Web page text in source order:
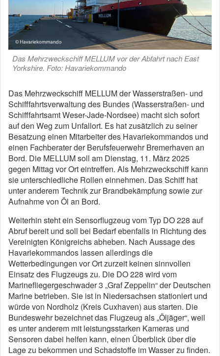
Das Mehrzweckschiff MELLUM vor der Abfahrt nach East
Yorkshire. Foto: Havariekommando
Das Mehrzweckschiff MELLUM der Wasserstraßen- und
Schifffahrtsverwaltung des Bundes (Wasserstraßen- und
Schifffahrtsamt Weser-Jade-Nordsee) macht sich sofort
auf den Weg zum Unfallort. Es hat zusätzlich zu seiner
Besatzung einen Mitarbeiter des Havariekommandos und
einen Fachberater der Berufsfeuerwehr Bremerhaven an
Bord. Die MELLUM soll am Dienstag, 11. März 2025
gegen Mittag vor Ort eintreffen. Als Mehrzweckschiff kann
sie unterschiedliche Rollen einnehmen. Das Schiff hat
unter anderem Technik zur Brandbekämpfung sowie zur
Aufnahme von Öl an Bord.
Weiterhin steht ein Sensorflugzeug vom Typ DO 228 auf
Abruf bereit und soll bei Bedarf ebenfalls in Richtung des
Vereinigten Königreichs abheben. Nach Aussage des
Havariekommandos lassen allerdings die
Wetterbedingungen vor Ort zurzeit keinen sinnvollen
Einsatz des Flugzeugs zu. Die DO 228 wird vom
Marinefliegergeschwader 3 „Graf Zeppelin“ der Deutschen
Marine betrieben. Sie ist in Niedersachsen stationiert und
würde von Nordholz (Kreis Cuxhaven) aus starten. Die
Bundeswehr bezeichnet das Flugzeug als „Öljäger“, weil
es unter anderem mit leistungsstarken Kameras und
Sensoren dabei helfen kann, einen Überblick über die
Lage zu bekommen und Schadstoffe im Wasser zu finden.